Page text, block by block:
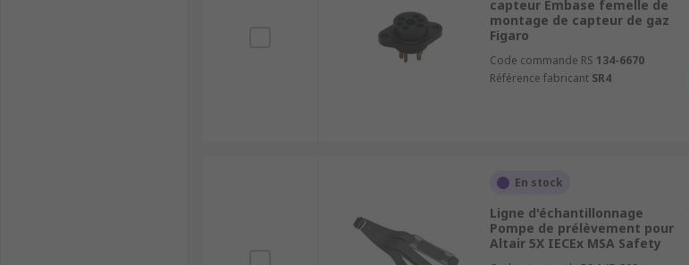
capteur Embase femelle de
montage de capteur de gaz
Figaro
Code commande RS 134-6670
Référence fabricant SR4
En stock
Ligne d'échantillonnage
Pompe de prélèvement pour
Altair 5X IECEx MSA Safety